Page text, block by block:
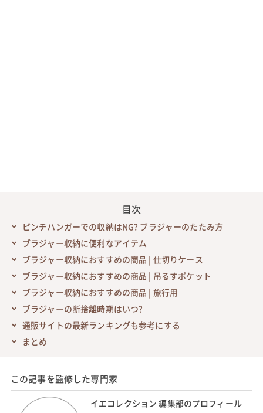
目次
ピンチハンガーでの収納はNG? ブラジャーのたたみ方
ブラジャー収納に便利なアイテム
ブラジャー収納におすすめの商品 | 仕切りケース
ブラジャー収納におすすめの商品 | 吊るすポケット
ブラジャー収納におすすめの商品 | 旅行用
ブラジャーの断捨離時期はいつ?
通販サイトの最新ランキングも参考にする
まとめ
この記事を監修した専門家
イエコレクション 編集部のプロフィール